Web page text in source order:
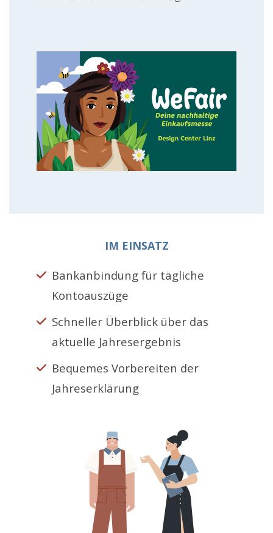
IM EINSATZ
Bankanbindung für tägliche
Kontoauszüge
Schneller Überblick über das
aktuelle Jahresergebnis
Bequemes Vorbereiten der
Jahreserklärung